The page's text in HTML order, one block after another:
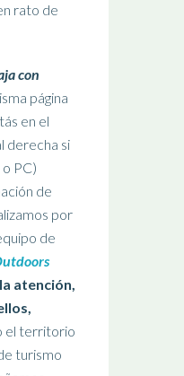
rato de
con
página
en el
derecha si
PC)
de
por
de
atención,
el territorio
turismo